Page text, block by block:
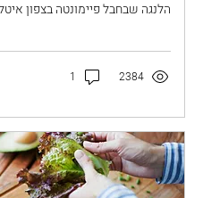
הלנגה שבחבל פיימונטה בצפון
2384
1